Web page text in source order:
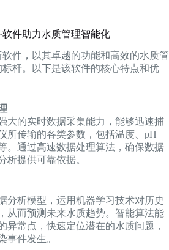
件助力水质管理智能化
件，以其卓越的功能和高效的水质管
杆。以下是该软件的核心特点和优
大的实时数据采集能力，能够迅速捕
所传输的各类参数，包括温度、pH
。通过高速数据处理算法，确保数据
析提供可靠依据。
分析模型，运用机器学习技术对历史
从而预测未来水质趋势。智能算法能
异常点，快速定位潜在的水质问题，
事件发生。